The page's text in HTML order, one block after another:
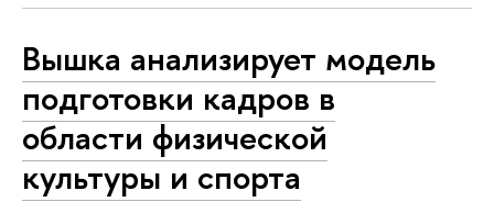
Вышка анализирует модель
подготовки кадров в
области физической
культуры и спорта